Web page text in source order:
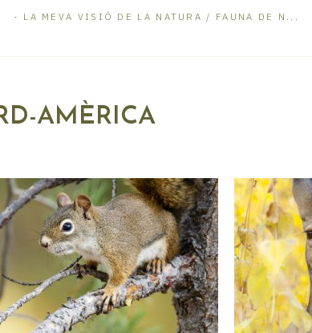
LA MEVA VISIÓ DE LA NATURA / FAUNA DE N...
AMÈRICA